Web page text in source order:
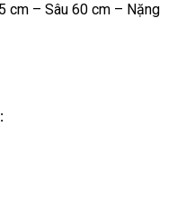
cm – Sâu 60 cm – Nặng